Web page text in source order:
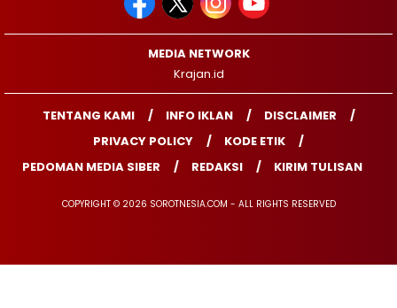
MEDIA NETWORK
Krajan.id
TENTANG KAMI INFO IKLAN
DISCLAIMER
PRIVACY POLICY
KODE ETIK
PEDOMAN MEDIA SIBER
REDAKSI KIRIM TULISAN
COPYRIGHT © 2026 SOROTNESIA.COM - ALL RIGHTS RESERVED